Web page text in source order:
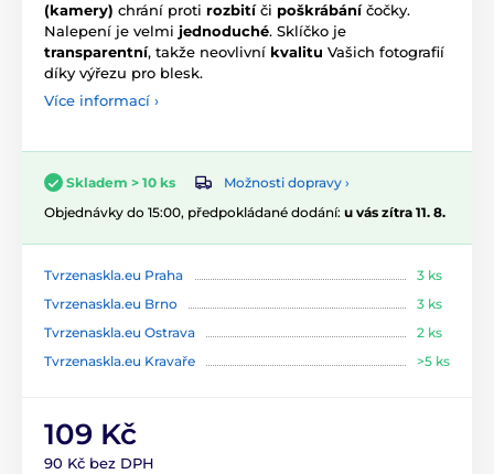
(kamery) chrání proti rozbitíči poškrábáníčočky.
Nalepení je velmi jednoduché. Sklíčko je
transparentní, takže neovlivní kvalitu Vašich fotografií
díky výřezu pro blesk.
Více informací ›
Skladem > 10 ks
Možnosti dopravy ›
Objednávky do 15:00, předpokládané dodání: u vás zítra 11. 8.
Tvrzenaskla.eu Praha
3 ks
Tvrzenaskla.eu Brno
3 ks
Tvrzenaskla.eu Ostrava
2 ks
Tvrzenaskla.eu Kravaře
>5 ks
109 Kč
90 Kč bez DPH